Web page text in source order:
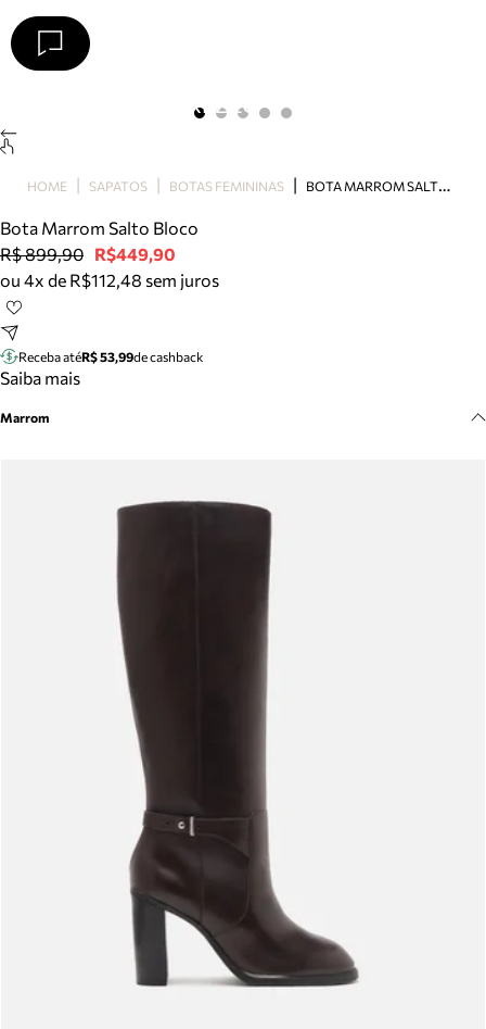
Papete
Scarpin
Mocassim
Bolsa
Tênis
Mule
Meus pedidos
Arezzo
HOME SAPATOS BOTAS FEMININAS B
OTA MARROM SALTO BLOCO
Bota Marrom Salto Bloco
R$ 899,90 R$449,90
ou 4x de R$112,48 sem juros
Receba atéR$ 53,99de cashback
Saiba mais
Marrom